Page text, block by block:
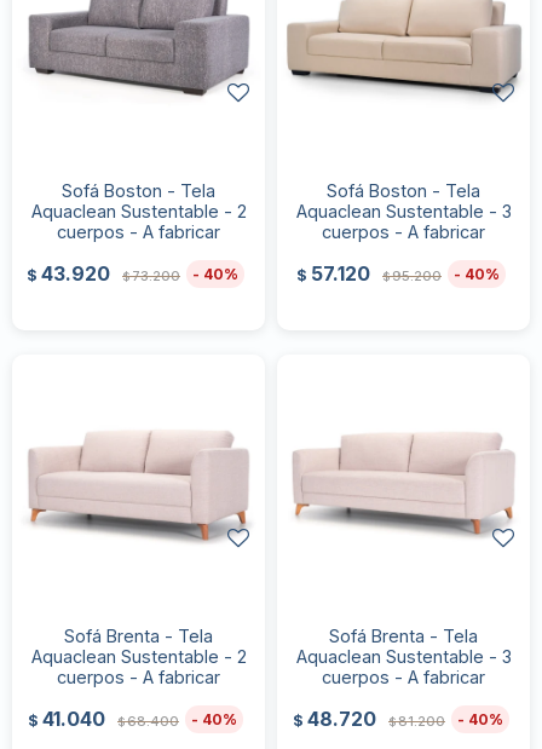
Sofá Boston - Tela
Aquaclean Sustentable - 2
cuerpos - A fabricar
$ 43.920 $73.200 40
Sofá Boston - Tela
Aquaclean Sustentable - 3
cuerpos - A fabricar
$ 57.120 $95.200 40
Sofá Brenta - Tela
Aquaclean Sustentable - 2
cuerpos - A fabricar
$ 41.040 $68.400 40
Sofá Brenta - Tela
Aquaclean Sustentable - 3
cuerpos - A fabricar
$ 48.720 $81.200 40